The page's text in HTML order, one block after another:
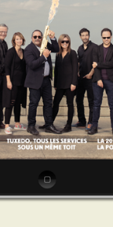
DE SUBVENTIONS
NOUS